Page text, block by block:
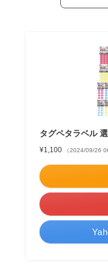
タグペタラベル
¥1,100 （2024/09/26